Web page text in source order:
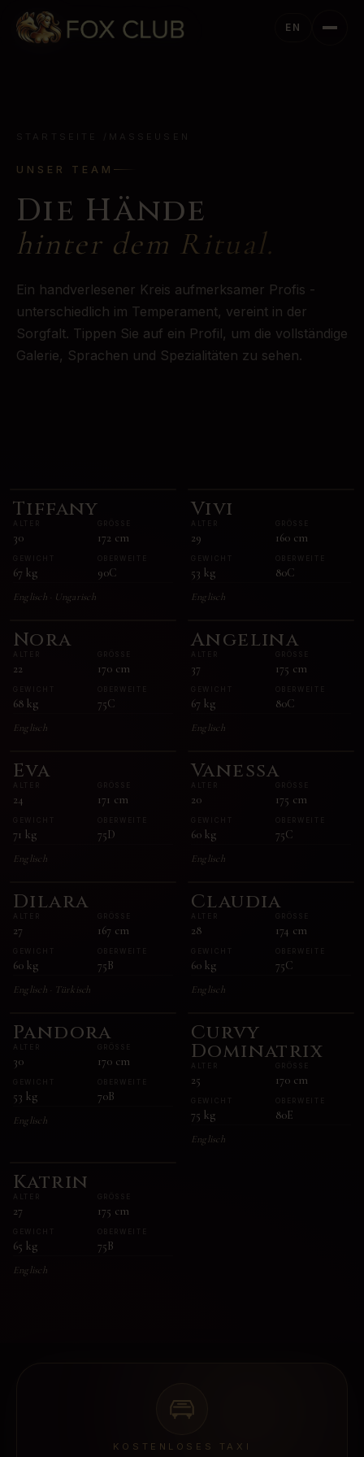
EN
UNSER TEAM
Die Hände
hinter dem Ritual.
Ein handverlesener Kreis aufmerksamer Profis -
unterschiedlich im Temperament, vereint in der
Sorgfalt. Tippen Sie auf ein Profil, um die vollständige
Galerie, Sprachen und Spezialitäten zu sehen.
Tiffany
30
GRÖSSE
172 cm
67 kg 90C
Englisch · Ungarisch
Vivi
29 160 cm
GEWICHT
53 kg 80C
Englisch
Nora
22 170 cm
68 kg 75C
Englisch
Angelina
37 175 cm
67 kg 80C
Englisch
Eva
24 171 cm
71 kg 75D
Englisch
Vanessa
20 175 cm
60 kg 75C
Englisch
Dilara
27 167 cm
60 kg 75B
Englisch · Türkisch
Claudia
28 174 cm
60 kg 75C
Englisch
Pandora
30 170 cm
53 kg 70B
Englisch
Curvy
Dominatrix
25 170 cm
75 kg 80E
Englisch
Katrin
27 175 cm
65 kg 75B
Englisch
KOSTENLOSES TAXI